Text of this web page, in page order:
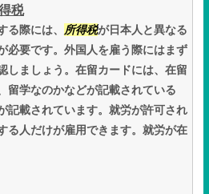
税
る際には、 所得税が日本人と異なる
必要です。外国人を雇う際にはまず
しましょう。在留カードには、在留
留学なのかなどが記載されている
記載されています。就労が許可され
る人だけが雇用できます。就労が在